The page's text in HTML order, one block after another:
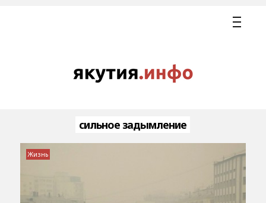
сильное задымление
Жизнь